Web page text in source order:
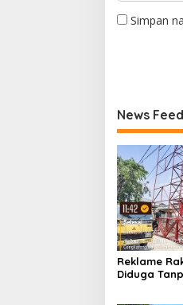
Simpan
News Feed
Reklame
Diduga